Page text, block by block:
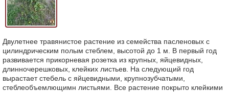
Двулетнее травянистое растение из семейства пасленовых с
цилиндрическим полым стеблем, высотой до 1 м. В первый год
развивается прикорневая розетка из крупных, яйцевидных,
длинночерешковых, клейких листьев. На следующий год
вырастает стебель с яйцевидными, крупнозубчатыми,
стеблеобъемлющимн листьями. Все растение покрыто клейкими